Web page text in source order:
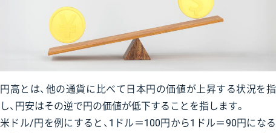
円高とは、他の通貨に比べて日本円の価値が上昇する状況を指
し、円安はその逆で円の価値が低下することを指します。
米ドル/円を例にすると、1ドル＝100円から1ドル＝90円になる